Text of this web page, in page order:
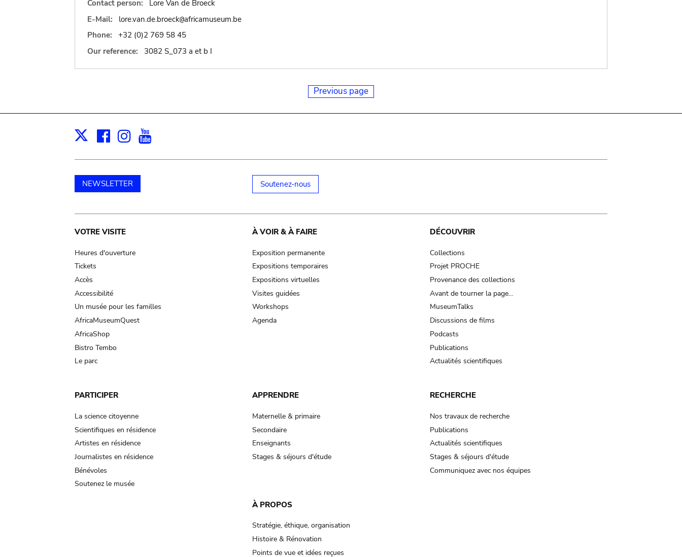
Contact person:
Lore Van de Broeck
E-Mail:
lore.van.de.broeck@africamuseum.be
Phone:
+32 (0)2 769 58 45
Our reference:
3082 S_073 a et b I
Previous page
X Facebook
Instagram
NEWSLETTER Soutenez-nous
Main
navigation
VOTRE VISITE
Heures d'ouverture
Tickets
Accès
Accessibilité
Un musée pour les familles
AfricaMuseumQuest
AfricaShop
Bistro Tembo
Le parc
À VOIR & À FAIRE
Exposition permanente
Expositions temporaires
Expositions virtuelles
Visites guidées
Workshops
Agenda
DÉCOUVRIR
Collections
Projet PROCHE
Provenance des collections
Avant de tourner la page…
MuseumTalks
Discussions de films
Podcasts
Publications
Actualités scientifiques
PARTICIPER
La science citoyenne
Scientifiques en résidence
Artistes en résidence
Journalistes en résidence
Bénévoles
Soutenez le musée
APPRENDRE
Maternelle & primaire
Secondaire
Enseignants
Stages & séjours d'étude
RECHERCHE
Nos travaux de recherche
Publications
Actualités scientifiques
Stages & séjours d'étude
Communiquez avec nos équipes
À PROPOS
Stratégie, éthique, organisation
Histoire & Rénovation
Points de vue et idées reçues